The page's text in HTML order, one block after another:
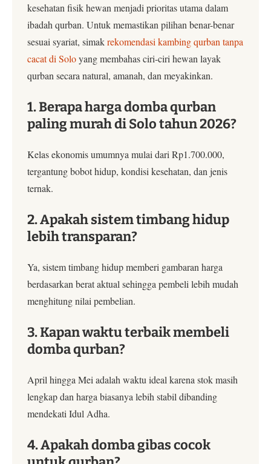
kesehatan fisik hewan menjadi prioritas utama dalam
ibadah qurban. Untuk memastikan pilihan benar-benar
sesuai syariat, simakrekomendasi kambing qurban tanpa
cacat di Soloyang membahas ciri-ciri hewan layak
qurban secara natural, amanah, dan meyakinkan.
1. Berapa harga domba qurban
paling murah di Solo tahun 2026?
Kelas ekonomis umumnya mulai dari Rp1.700.000,
tergantung bobot hidup, kondisi kesehatan, dan jenis
ternak.
2. Apakah sistem timbang hidup
lebih transparan?
Ya, sistem timbang hidup memberi gambaran harga
berdasarkan berat aktual sehingga pembeli lebih mudah
menghitung nilai pembelian.
3. Kapan waktu terbaik membeli
domba qurban?
April hingga Mei adalah waktu ideal karena stok masih
lengkap dan harga biasanya lebih stabil dibanding
mendekati Idul Adha.
4. Apakah domba gibas cocok